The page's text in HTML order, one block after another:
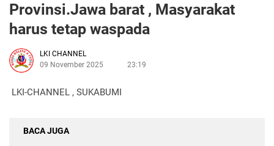
Provinsi.Jawa barat , Masyarakat
harus tetap waspada
LKI CHANNEL
09 November 2025
23:19
LKI-CHANNEL , SUKABUMI
BACA JUGA